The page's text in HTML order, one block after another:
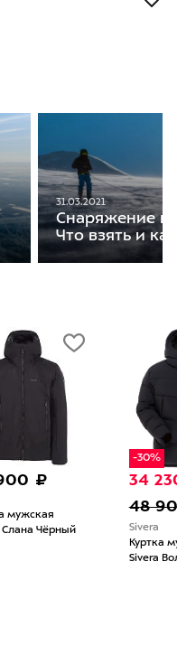
31.03.2021
Снаряжение
Что взять и
₽
мужская
Слана Чёрный
-30%
34
48
Sivera
Куртка
Sivera